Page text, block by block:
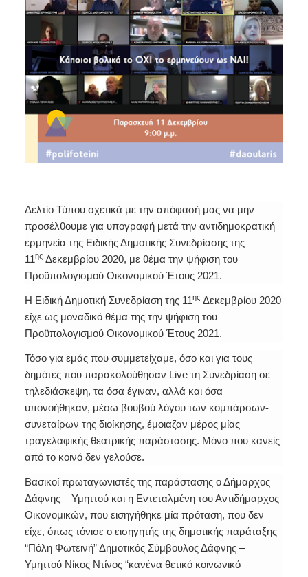
Δελτίο Τύπου σχετικά με την απόφασή μας να μην
προσέλθουμε για υπογραφή μετά την αντιδημοκρατική
ερμηνεία της Ειδικής Δημοτικής Συνεδρίασης της
11ης Δεκεμβρίου 2020, με θέμα την ψήφιση του
Προϋπολογισμού Οικονομικού Έτους 2021.
Η Ειδική Δημοτική Συνεδρίαση της 11ης Δεκεμβρίου 2020
είχε ως μοναδικό θέμα της την ψήφιση του
Προϋπολογισμού Οικονομικού Έτους 2021.
Τόσο για εμάς που συμμετείχαμε, όσο και για τους
δημότες που παρακολούθησαν Live τη Συνεδρίαση σε
τηλεδιάσκεψη, τα όσα έγιναν, αλλά και όσα
υπονοήθηκαν, μέσω βουβού λόγου των κομπάρσων-
συνεταίρων της διοίκησης, έμοιαζαν μέρος μίας
τραγελαφικής θεατρικής παράστασης. Μόνο που κανείς
από το κοινό δεν γελούσε.
Βασικοί πρωταγωνιστές της παράστασης ο Δήμαρχος
Δάφνης – Υμηττού και η Εντεταλμένη του Αντιδήμαρχος
Οικονομικών, που εισηγήθηκε μία πρόταση, που δεν
είχε, όπως τόνισε ο εισηγητής της δημοτικής παράταξης
“Πόλη Φωτεινή” Δημοτικός Σύμβουλος Δάφνης –
Υμηττού Νίκος Ντίνος “κανένα θετικό κοινωνικό